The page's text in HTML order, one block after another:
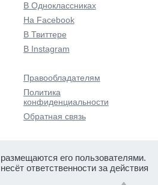
В Одноклассниках
На Facebook
В Твиттере
В Instagram
Правообладателям
Политика
конфиденциальности
Обратная связь
его пользователями.
ответственности за действия